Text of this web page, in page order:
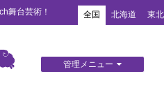
舞台芸術！ 全国 北海道 東北
管理メニュー